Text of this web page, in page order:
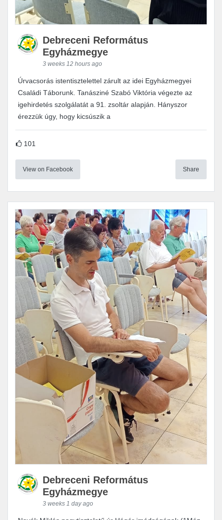
Debreceni Református
Egyházmegye
3 weeks 12 hours ago
Úrvacsorás istentisztelettel zárult az idei Egyházmegyei
Családi Táborunk. Tanásziné Szabó Viktória végezte az
igehirdetés szolgálatát a 91. zsoltár alapján. Hányszor
érezzük úgy, hogy kicsúszik a
101
View on Facebook Share
Debreceni Református
Egyházmegye
3 weeks 1 day ago